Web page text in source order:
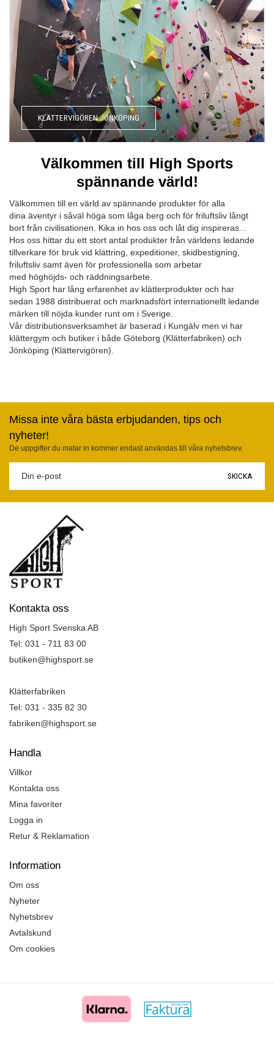
KLÄTTERVIGÖREN JÖNKÖPING
Välkommen till High Sports
spännande värld!
Välkommen till en värld av spännande produkter för alla
dina äventyr i såväl höga som låga berg och för friluftsliv långt
bort från civilisationen. Kika in hos oss och låt dig inspireras...
Hos oss hittar du ett stort antal produkter från världens ledande
tillverkare för bruk vid klättring, expeditioner, skidbestigning,
friluftsliv samt även för professionella som arbetar
med höghöjds- och räddningsarbete.
High Sport har lång erfarenhet av klätterprodukter och har
sedan 1988 distribuerat och marknadsfört internationellt ledande
märken till nöjda kunder runt om i Sverige.
Vår distributionsverksamhet är baserad i Kungälv men vi har
klättergym och butiker i både Göteborg (Klätterfabriken) och
Jönköping (Klättervigören).
Missa inte våra bästa erbjudanden, tips och
nyheter!
De uppgifter du matar in kommer endast användas till våra nyhetsbrev.
SKICKA
Kontakta oss
High Sport Svenska AB
Tel: 031 - 711 83 00
butiken@highsport.se
Klätterfabriken
Tel: 031 - 335 82 30
fabriken@highsport.se
Handla
Villkor
Kontakta oss
Mina favoriter
Logga in
Retur & Reklamation
Information
Om oss
Nyheter
Nyhetsbrev
Avtalskund
Om cookies